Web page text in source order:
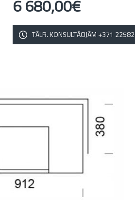
6 680,00€
TĀLR. KONSULTĀCIJĀM +371